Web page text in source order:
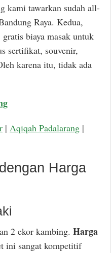
kami tawarkan sudah all-
Raya. Kedua,
biaya masak untuk
sertifikat, souvenir,
karena itu, tidak ada
| Aqiqah Padalarang |
Harga
2 ekor kambing. Harga
ini sangat kompetitif